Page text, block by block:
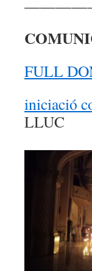
FULL
iniciació
LLUC